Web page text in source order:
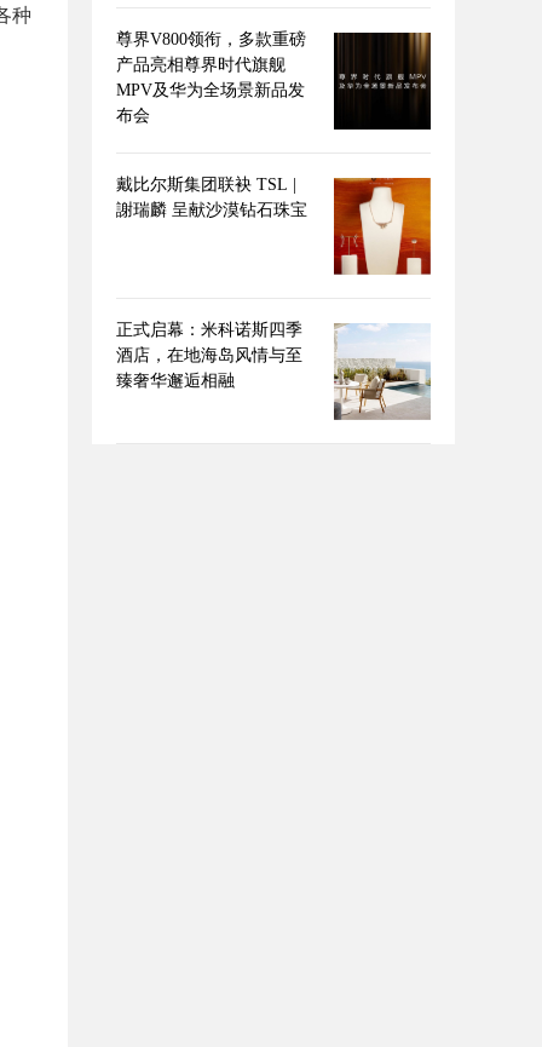
种
尊界V800领衔，多款重磅
产品亮相尊界时代旗舰
MPV及华为全场景新品发
布会
戴比尔斯集团联袂 TSL |
謝瑞麟 呈献沙漠钻石珠宝
正式启幕：米科诺斯四季
酒店，在地海岛风情与至
臻奢华邂逅相融